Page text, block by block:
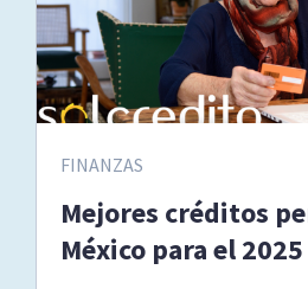
FINANZAS
Mejores créditos
México para el 2025